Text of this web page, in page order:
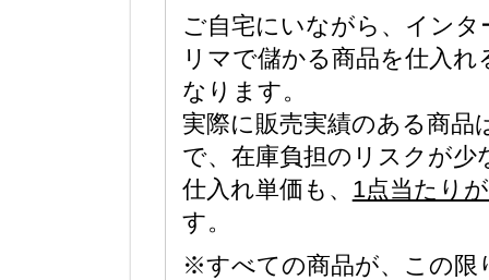
ご自宅にいながら、イン
リマで儲かる商品を仕入
なります。
実際に販売実績のある商品
で、在庫負担のリスクが少
仕入れ単価も、 1点当たり
す。
※すべての商品が、この限